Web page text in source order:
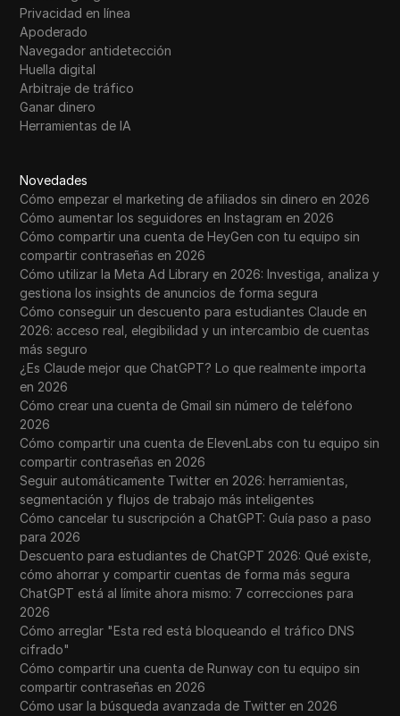
Privacidad en línea
Apoderado
Navegador antidetección
Huella digital
Arbitraje de tráfico
Ganar dinero
Herramientas de IA
Novedades
Cómo empezar el marketing de afiliados sin dinero en 2026
Cómo aumentar los seguidores en Instagram en 2026
Cómo compartir una cuenta de HeyGen con tu equipo sin
compartir contraseñas en 2026
Cómo utilizar la Meta Ad Library en 2026: Investiga, analiza y
gestiona los insights de anuncios de forma segura
Cómo conseguir un descuento para estudiantes Claude en
2026: acceso real, elegibilidad y un intercambio de cuentas
más seguro
¿Es Claude mejor que ChatGPT? Lo que realmente importa
en 2026
Cómo crear una cuenta de Gmail sin número de teléfono
2026
Cómo compartir una cuenta de ElevenLabs con tu equipo sin
compartir contraseñas en 2026
Seguir automáticamente Twitter en 2026: herramientas,
segmentación y flujos de trabajo más inteligentes
Cómo cancelar tu suscripción a ChatGPT: Guía paso a paso
para 2026
Descuento para estudiantes de ChatGPT 2026: Qué existe,
cómo ahorrar y compartir cuentas de forma más segura
ChatGPT está al límite ahora mismo: 7 correcciones para
2026
Cómo arreglar "Esta red está bloqueando el tráfico DNS
cifrado"
Cómo compartir una cuenta de Runway con tu equipo sin
compartir contraseñas en 2026
Cómo usar la búsqueda avanzada de Twitter en 2026